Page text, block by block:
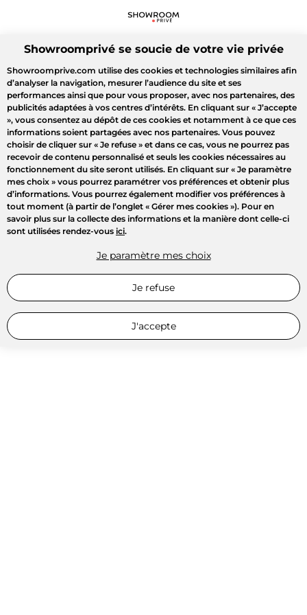
Showroomprivé se soucie de votre vie privée
Showroomprive.com utilise des cookies et technologies similaires afin
d’analyser la navigation, mesurer l’audience du site et ses
performances ainsi que pour vous proposer, avec nos partenaires, des
publicités adaptées à vos centres d’intérêts. En cliquant sur « J’accepte
», vous consentez au dépôt de ces cookies et notamment à ce que ces
informations soient partagées avec nos partenaires. Vous pouvez
choisir de cliquer sur « Je refuse » et dans ce cas, vous ne pourrez pas
recevoir de contenu personnalisé et seuls les cookies nécessaires au
fonctionnement du site seront utilisés. En cliquant sur « Je paramètre
mes choix » vous pourrez paramétrer vos préférences et obtenir plus
d’informations. Vous pourrez également modifier vos préférences à
tout moment (à partir de l’onglet « Gérer mes cookies »). Pour en
savoir plus sur la collecte des informations et la manière dont celle-ci
sont utilisées rendez-vous ici.
Je paramètre mes choix
Je refuse
J'accepte